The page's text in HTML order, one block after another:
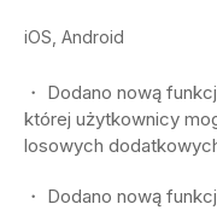
iOS, Android
・ Dodano nową
której użytkownicy
losowych
・ Dodano nową